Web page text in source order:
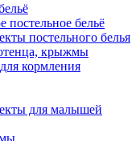
постельное бельё
постельного белья
крыжмы
кормления
для малышей